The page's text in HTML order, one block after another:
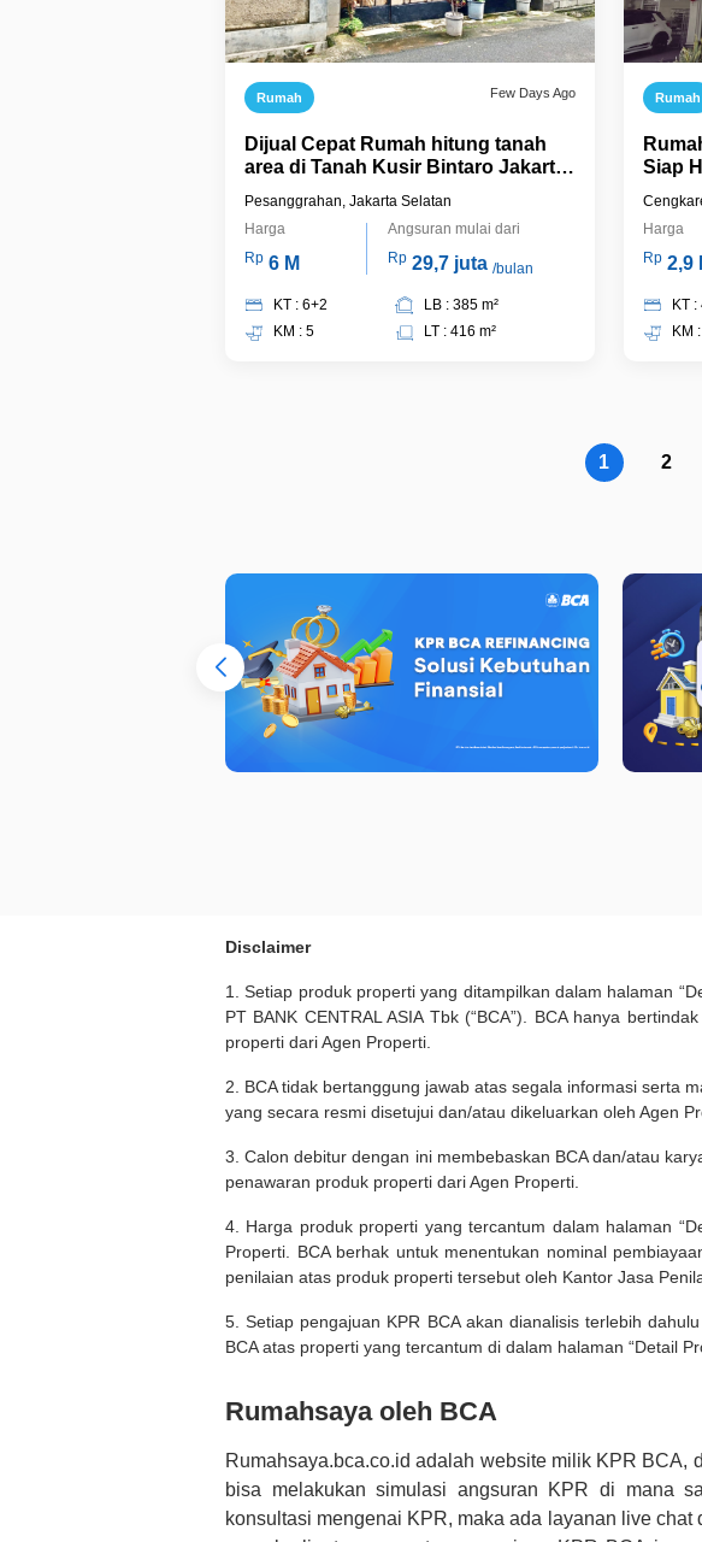
Rumah Few Days Ago
Dijual Cepat Rumah hitung tanah
area di Tanah Kusir Bintaro Jakarta
Pesanggrahan, Jakarta Selatan
Harga
Rp 6 M
Angsuran mulai dari
Rp 29,7 juta /bulan
KT : 6+2
KM : 5
LB : 385 m²
LT : 416 m²
Rumah
Siap
Harga
Rp 2,9
KT :
KM
1 2
Disclaimer
1. Setiap produk properti yang ditampilkan dalam halaman
PT BANK CENTRAL ASIA Tbk (“BCA”). BCA hanya
properti dari Agen Properti.
2. BCA tidak bertanggung jawab atas segala informasi serta
yang secara resmi disetujui dan/atau dikeluarkan oleh Agen
3. Calon debitur dengan ini membebaskan BCA dan/atau
penawaran produk properti dari Agen Properti.
4. Harga produk properti yang tercantum dalam halaman
Properti. BCA berhak untuk menentukan nominal
penilaian atas produk properti tersebut oleh Kantor Jasa
5. Setiap pengajuan KPR BCA akan dianalisis terlebih
BCA atas properti yang tercantum di dalam halaman “Detail
Rumahsaya oleh BCA
Rumahsaya.bca.co.id adalah website milik KPR BCA,
bisa melakukan simulasi angsuran KPR di mana
konsultasi mengenai KPR, maka ada layanan live